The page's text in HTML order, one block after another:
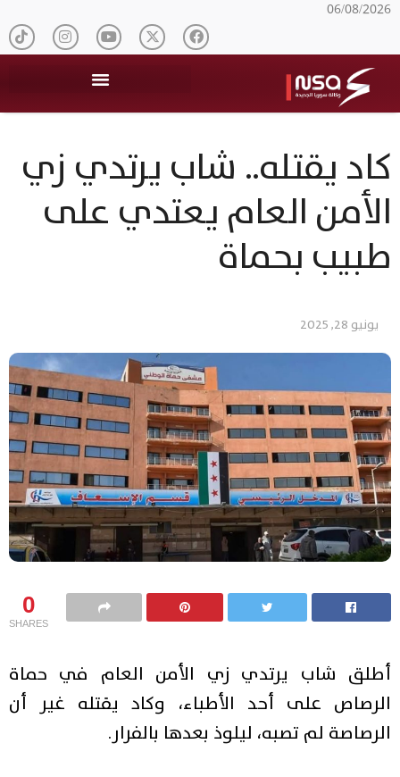
06/08/2026
كاد يقتله.. شاب يرتدي زي
الأمن العام يعتدي على
طبيب بحماة
يونيو 28, 2025
0
SHARES
أطلق شاب يرتدي زي الأمن العام في حماة
الرصاص على أحد الأطباء، وكاد يقتله غير أن
الرصاصة لم تصبه، ليلوذ بعدها بالفرار.